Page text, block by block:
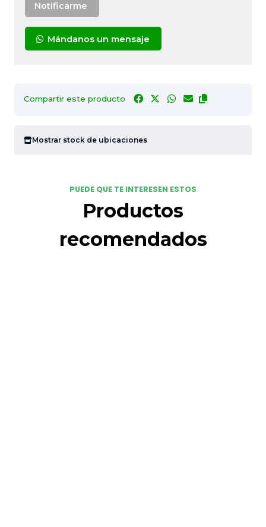
Notificarme
Mándanos un mensaje
Compartir este producto
Mostrar stock de ubicaciones
PUEDE QUE TE INTERESEN ESTOS
Productos
recomendados